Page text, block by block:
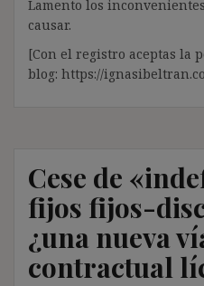
Lamento los
causar.
[Con el registro aceptas la
blog: https://
Cese de
fijos fijos-
¿una nueva
contractual